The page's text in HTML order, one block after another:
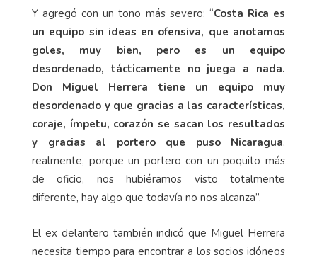
Y agregó con un tono más severo: “Costa Rica es
un equipo sin ideas en ofensiva, que anotamos
goles, muy bien, pero es un equipo
desordenado, tácticamente no juega a nada.
Don Miguel Herrera tiene un equipo muy
desordenado y que gracias a las características,
coraje, ímpetu, corazón se sacan los resultados
y gracias al portero que puso Nicaragua,
realmente, porque un portero con un poquito más
de oficio, nos hubiéramos visto totalmente
diferente, hay algo que todavía no nos alcanza”.
El ex delantero también indicó que Miguel Herrera
necesita tiempo para encontrar a los socios idóneos